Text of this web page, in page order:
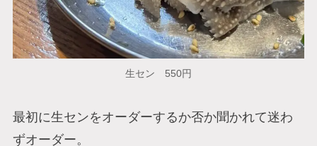
生セン 550円
最初に生センをオーダーするか否か聞かれて迷わ
ずオーダー。